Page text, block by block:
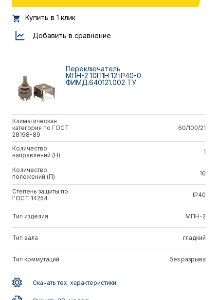
Купить в 1 клик
Добавить в сравнение
Переключатель
МПН-2 10П1Н 12 IP40-0
ФИМД.640121.002 ТУ
Климатическая
категория по ГОСТ
28198-89
60/100/21
Количество
направлений (Н)
1
Количество
положений (П)
10
Степень защиты по
ГОСТ 14254
IP40
Тип изделия МПН-2
Тип вала гладкий
Тип коммутаций без разрыва
Скачать тех. характеристики